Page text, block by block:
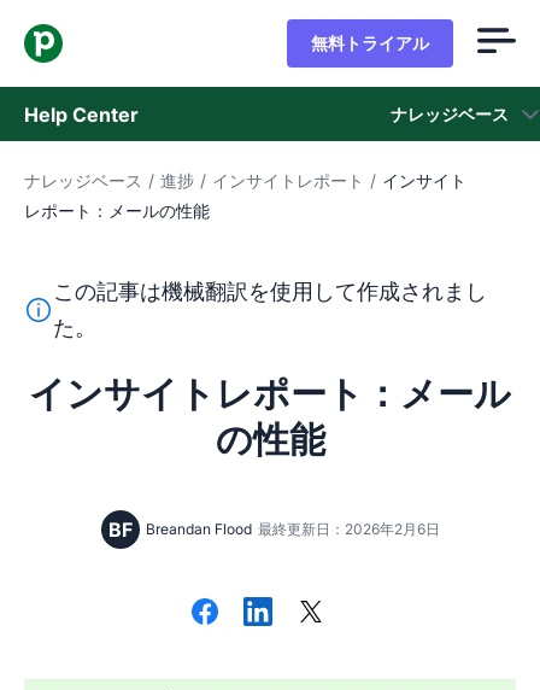
無料トライアル
Help Center ナレッジベース
ナレッジベース
サポートに問い合わせる
ナレッジベース / 進捗 / インサイトレポート / インサイト
レポート：メールの性能
このテキストは機械翻訳ツールを使用して英語から翻訳
この記事は機械翻訳を使用して作成されまし
た。
インサイトレポート：メール
の性能
BF Breandan Flood 最終更新日：2026年2月6日